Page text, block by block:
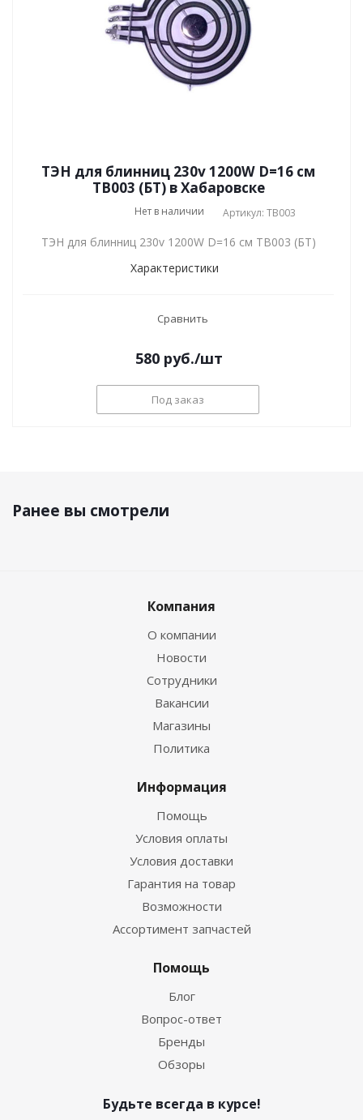
ТЭН для блинниц 230v 1200W D=16 см
TB003 (БТ) в Хабаровске
Нет в наличии Артикул: TB003
ТЭН для блинниц 230v 1200W D=16 см TB003 (БТ)
Характеристики
Сравнить
580руб./шт
Под заказ
Ранее вы смотрели
Компания
О компании
Новости
Сотрудники
Вакансии
Магазины
Политика
Информация
Помощь
Условия оплаты
Условия доставки
Гарантия на товар
Возможности
Ассортимент запчастей
Помощь
Блог
Вопрос-ответ
Бренды
Обзоры
Будьте всегда в курсе!